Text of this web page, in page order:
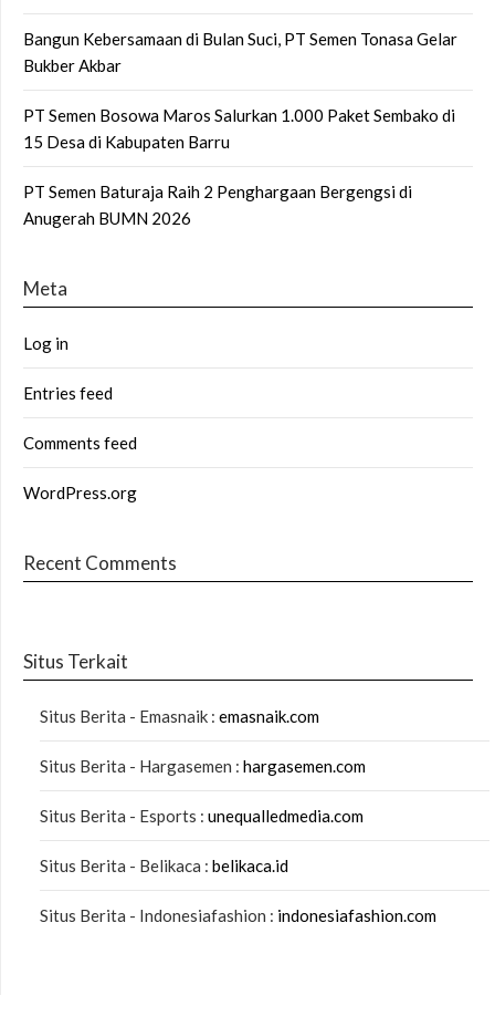
Bangun Kebersamaan di Bulan Suci, PT Semen Tonasa Gelar
Bukber Akbar
PT Semen Bosowa Maros Salurkan 1.000 Paket Sembako di
15 Desa di Kabupaten Barru
PT Semen Baturaja Raih 2 Penghargaan Bergengsi di
Anugerah BUMN 2026
Meta
Log in
Entries feed
Comments feed
WordPress.org
Recent Comments
Situs Terkait
Situs Berita - Emasnaik : emasnaik.com
Situs Berita - Hargasemen : hargasemen.com
Situs Berita - Esports : unequalledmedia.com
Situs Berita - Belikaca : belikaca.id
Situs Berita - Indonesiafashion : indonesiafashion.com